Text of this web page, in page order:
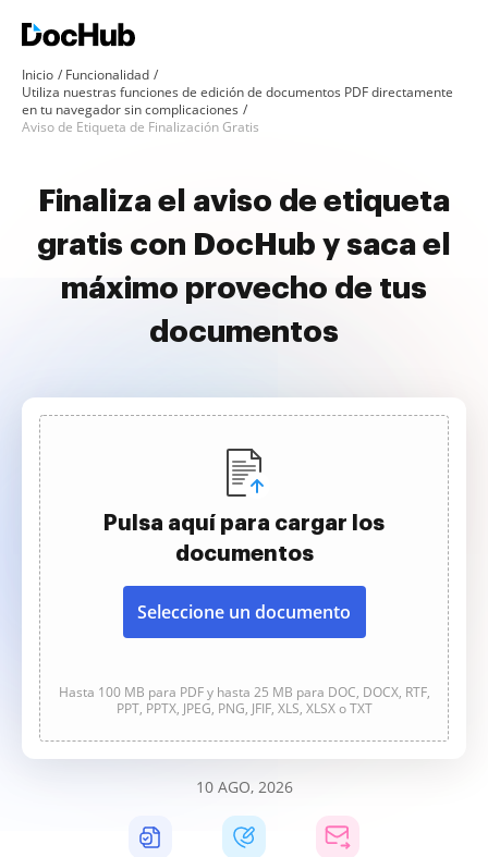
Inicio
Funcionalidad
Utiliza nuestras funciones de edición de documentos PDF directamente
en tu navegador sin complicaciones
Aviso de Etiqueta de Finalización Gratis
Finaliza el aviso de etiqueta
gratis con DocHub y saca el
máximo provecho de tus
documentos
Pulsa aquí para cargar los
documentos
Seleccione un documento
Hasta 100 MB para PDF y hasta 25 MB para DOC, DOCX, RTF,
PPT, PPTX, JPEG, PNG, JFIF, XLS, XLSX o TXT
10 AGO, 2026